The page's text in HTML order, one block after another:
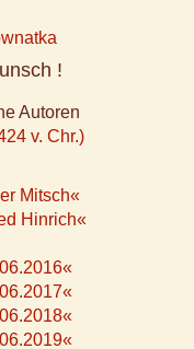
!
Autoren
v. Chr.)
Mitsch«
Hinrich«